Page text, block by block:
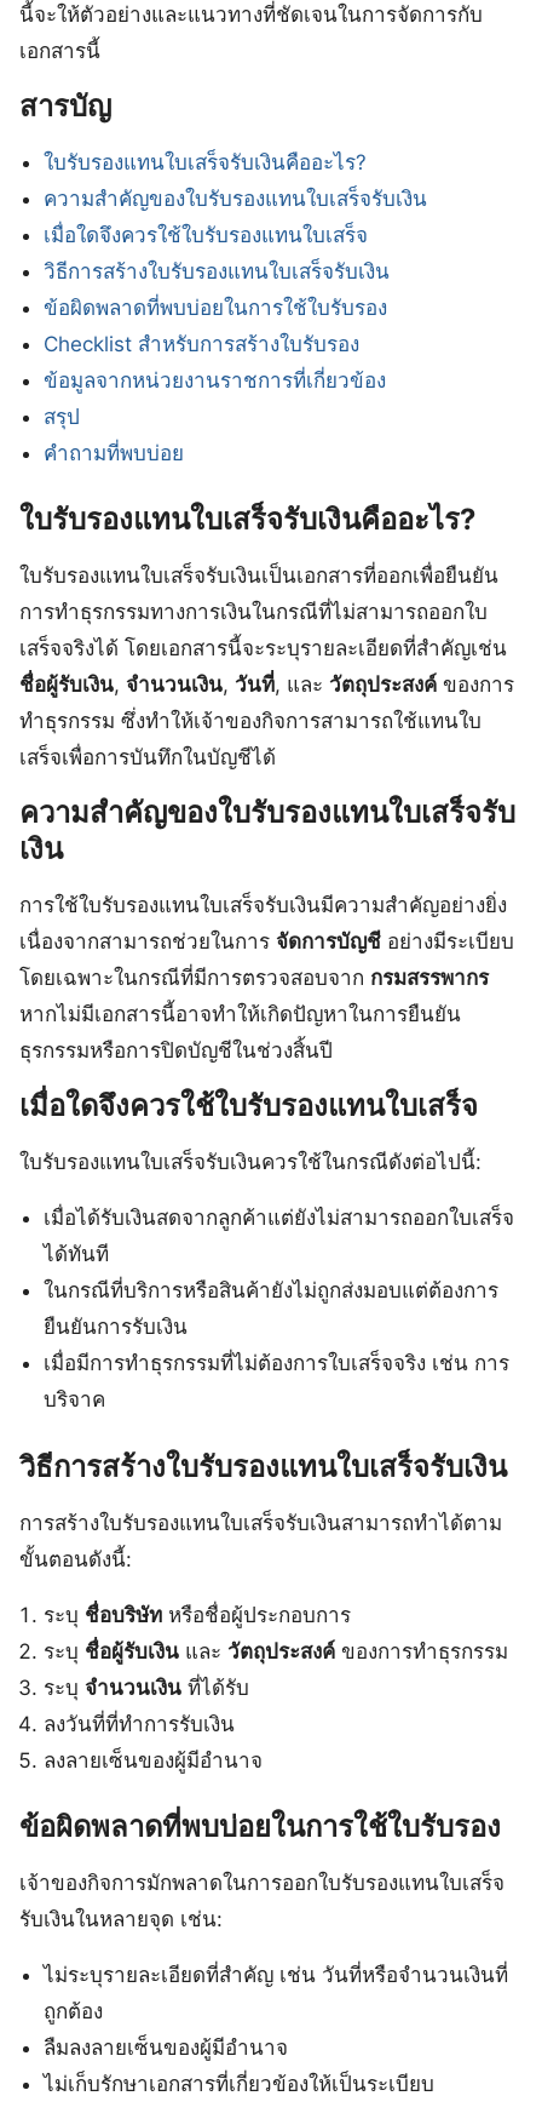
นี้จะให้ตัวอย่างและแนวทางที่ชัดเจนในการจัดการกับ
เอกสารนี้
สารบัญ
ใบรับรองแทนใบเสร็จรับเงินคืออะไร?
ความสำคัญของใบรับรองแทนใบเสร็จรับเงิน
เมื่อใดจึงควรใช้ใบรับรองแทนใบเสร็จ
วิธีการสร้างใบรับรองแทนใบเสร็จรับเงิน
ข้อผิดพลาดที่พบบ่อยในการใช้ใบรับรอง
Checklist สำหรับการสร้างใบรับรอง
ข้อมูลจากหน่วยงานราชการที่เกี่ยวข้อง
สรุป
คำถามที่พบบ่อย
ใบรับรองแทนใบเสร็จรับเงินคืออะไร?
ใบรับรองแทนใบเสร็จรับเงินเป็นเอกสารที่ออกเพื่อยืนยัน
การทำธุรกรรมทางการเงินในกรณีที่ไม่สามารถออกใบ
เสร็จจริงได้ โดยเอกสารนี้จะระบุรายละเอียดที่สำคัญเช่น
ชื่อผู้รับเงิน, จำนวนเงิน, วันที่, และ วัตถุประสงค์ ของการ
ทำธุรกรรม ซึ่งทำให้เจ้าของกิจการสามารถใช้แทนใบ
เสร็จเพื่อการบันทึกในบัญชีได้
ความสำคัญของใบรับรองแทนใบเสร็จรับ
เงิน
การใช้ใบรับรองแทนใบเสร็จรับเงินมีความสำคัญอย่างยิ่ง
เนื่องจากสามารถช่วยในการ จัดการบัญชี อย่างมีระเบียบ
โดยเฉพาะในกรณีที่มีการตรวจสอบจาก กรมสรรพากร
หากไม่มีเอกสารนี้อาจทำให้เกิดปัญหาในการยืนยัน
ธุรกรรมหรือการปิดบัญชีในช่วงสิ้นปี
เมื่อใดจึงควรใช้ใบรับรองแทนใบเสร็จ
ใบรับรองแทนใบเสร็จรับเงินควรใช้ในกรณีดังต่อไปนี้:
เมื่อได้รับเงินสดจากลูกค้าแต่ยังไม่สามารถออกใบเสร็จ
ได้ทันที
ในกรณีที่บริการหรือสินค้ายังไม่ถูกส่งมอบแต่ต้องการ
ยืนยันการรับเงิน
เมื่อมีการทำธุรกรรมที่ไม่ต้องการใบเสร็จจริง เช่น การ
บริจาค
วิธีการสร้างใบรับรองแทนใบเสร็จรับเงิน
การสร้างใบรับรองแทนใบเสร็จรับเงินสามารถทำได้ตาม
ขั้นตอนดังนี้:
ระบุ ชื่อบริษัท หรือชื่อผู้ประกอบการ
ระบุ ชื่อผู้รับเงิน และวัตถุประสงค์ ของการทำธุรกรรม
ระบุจำนวนเงิน ที่ได้รับ
ลงวันที่ที่ทำการรับเงิน
ลงลายเซ็นของผู้มีอำนาจ
ข้อผิดพลาดที่พบบ่อยในการใช้ใบรับรอง
เจ้าของกิจการมักพลาดในการออกใบรับรองแทนใบเสร็จ
รับเงินในหลายจุด เช่น:
ไม่ระบุรายละเอียดที่สำคัญ เช่น วันที่หรือจำนวนเงินที่
ถูกต้อง
ลืมลงลายเซ็นของผู้มีอำนาจ
ไม่เก็บรักษาเอกสารที่เกี่ยวข้องให้เป็นระเบียบ